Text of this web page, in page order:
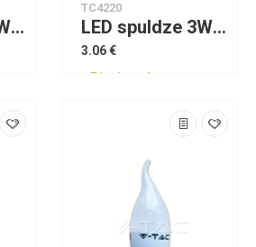
LED spuldze 3W E14 R39 2700K VTAC
TC4220
LED spuldze 3W E14 R39 4500K VTAC
3.06 €
Pieejams!